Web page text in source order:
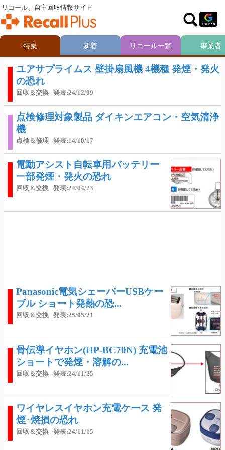
ユアサプライムス 壁掛扇風機 4機種 発煙・発火
の恐れ
回収＆交換 発表:24/12/09
点検修理対象製品 ダイキンエアコン・空気清浄
機
点検＆修理 発表:14/10/17
電動アシスト自転車用バッテリー
一部発煙・発火の恐れ
回収＆交換 発表:24/04/23
Panasonic電気シェーバーUSBケー
ブル ショート発熱の恐...
回収＆交換 発表:25/05/21
骨伝導イヤホン(HP-BC70N) 充電池
ショートで発煙・溶解の...
回収＆交換 発表:24/11/25
ワイヤレスイヤホン充電ケース 発
煙･焼損の恐れ
回収＆交換 発表:24/11/15
リコール、自主回収情報サイト
特集 新着 リコール一覧 事業者